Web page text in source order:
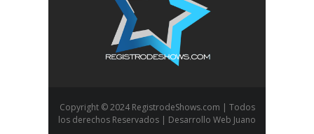
Copyright © 2024 RegistrodeShows.com | Todos
los derechos Reservados | Desarrollo Web Juano